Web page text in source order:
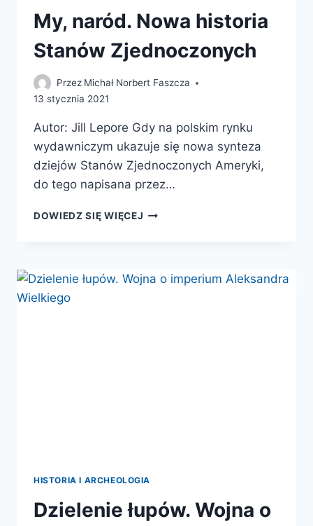
My, naród. Nowa historia
Stanów Zjednoczonych
Przez Michał Norbert Faszcza
13 stycznia 2021
Autor: Jill Lepore Gdy na polskim rynku
wydawniczym ukazuje się nowa synteza
dziejów Stanów Zjednoczonych Ameryki,
do tego napisana przez…
DOWIEDZ SIĘ WIĘCEJ MY,
STANÓW
ZJEDNOCZONYCH
HISTORIA I ARCHEOLOGIA
Dzielenie łupów. Wojna o